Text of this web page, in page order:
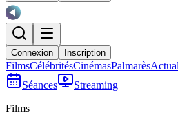
Connexion Inscription
FilmsCélébritésCinémasPalmarès
Séances
Streaming
Films